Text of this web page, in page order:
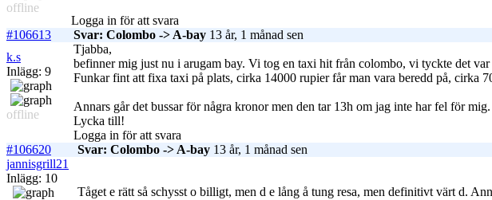
offline
Logga in för att svara
#106613
Svar: Colombo -> A-bay 13 år, 1 månad sen
k.s
Inlägg: 9
offline
Tjabba,
befinner mig just nu i arugam bay. Vi tog en taxi hit från colombo, vi tyckte det
Funkar fint att fixa taxi på plats, cirka 14000 rupier får man vara beredd på, cirka
Annars går det bussar för några kronor men den tar 13h om jag inte har fel för
Lycka till!
Logga in för att svara
#106620
Svar: Colombo -> A-bay 13 år, 1 månad sen
jannisgrill21
Inlägg: 10
Tåget e rätt så schysst o billigt, men d e lång å tung resa, men definitivt värt d.